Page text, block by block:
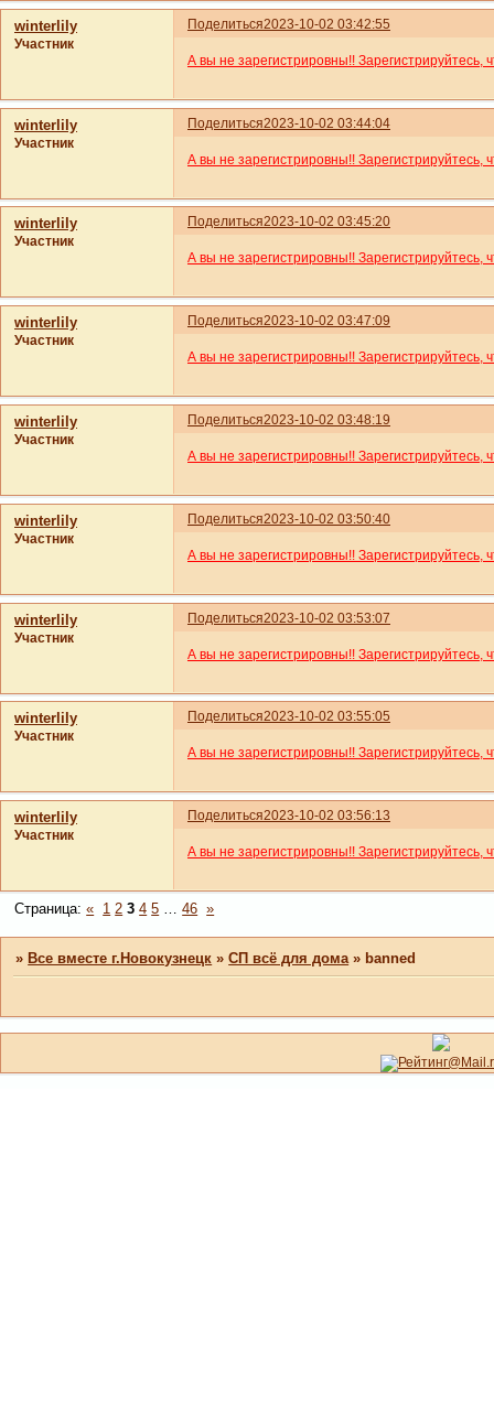
Поделиться2023-10-02 03:42:55
winterlily
Участник
А вы не зарегистрировны!! Зарегистрируйтесь,
Поделиться2023-10-02 03:44:04
winterlily
Участник
А вы не зарегистрировны!! Зарегистрируйтесь,
Поделиться2023-10-02 03:45:20
winterlily
Участник
А вы не зарегистрировны!! Зарегистрируйтесь,
Поделиться2023-10-02 03:47:09
winterlily
Участник
А вы не зарегистрировны!! Зарегистрируйтесь,
Поделиться2023-10-02 03:48:19
winterlily
Участник
А вы не зарегистрировны!! Зарегистрируйтесь,
Поделиться2023-10-02 03:50:40
winterlily
Участник
А вы не зарегистрировны!! Зарегистрируйтесь,
Поделиться2023-10-02 03:53:07
winterlily
Участник
А вы не зарегистрировны!! Зарегистрируйтесь,
Поделиться2023-10-02 03:55:05
winterlily
Участник
А вы не зарегистрировны!! Зарегистрируйтесь,
Поделиться2023-10-02 03:56:13
winterlily
Участник
А вы не зарегистрировны!! Зарегистрируйтесь,
Страница:« 1 2 3 4 5 46 »
»Все вместе г.Новокузнецк »СП всё для дома » banned